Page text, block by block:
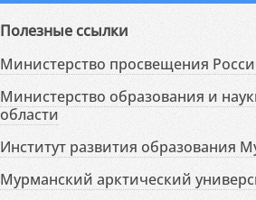
Полезные ссылки
Министерство просвещения
Министерство образования и
области
Институт развития образования
Мурманский арктический